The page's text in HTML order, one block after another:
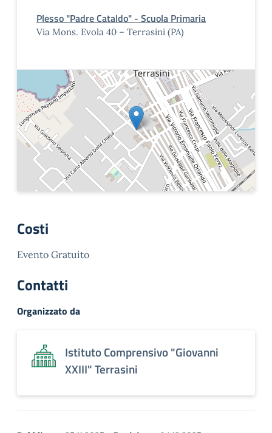
Plesso "Padre Cataldo" - Scuola Primaria
Via Mons. Evola 40 – Terrasini (PA)
Costi
Evento Gratuito
Contatti
Organizzato da
Istituto Comprensivo "Giovanni
XXIII" Terrasini